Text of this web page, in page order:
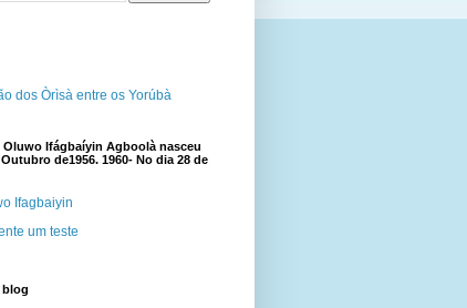
dos Òrìsà entre os Yorúbà
Oluwo Ifágbaíyin Agboolà nasceu
de1956. 1960- No dia 28 de
Ifagbaiyin
um teste